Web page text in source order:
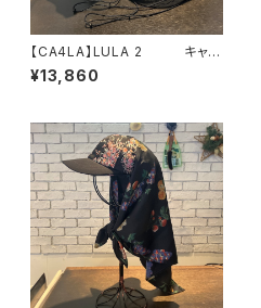
【CA4LA】LULA 2 キャッ
プ SHK01316
¥13,860